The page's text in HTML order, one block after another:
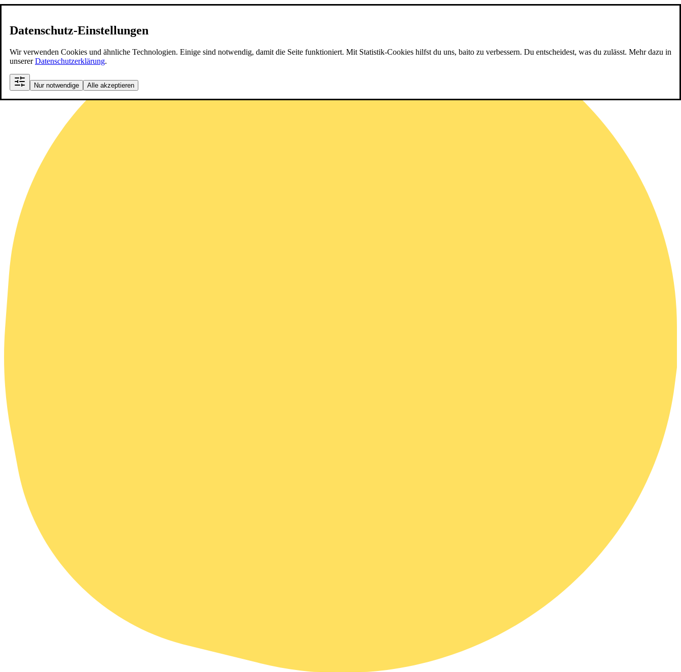
Datenschutz-Einstellungen
Wir verwenden Cookies und ähnliche Technologien. Einige sind notwendig, damit die Seite funktioniert. Mit Statistik-Cookies hilfst du uns, baito zu verbessern. Du entscheidest, was du zulässt. Mehr dazu in
unsererDatenschutzerklärung.
Nur notwendige Alle akzeptieren